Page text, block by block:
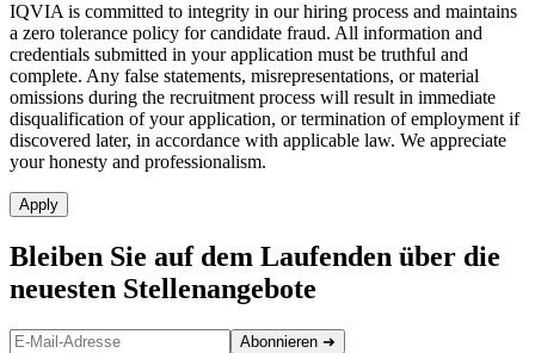
IQVIA is committed to integrity in our hiring process and maintains
a zero tolerance policy for candidate fraud. All information and
credentials submitted in your application must be truthful and
complete. Any false statements, misrepresentations, or material
omissions during the recruitment process will result in immediate
disqualification of your application, or termination of employment if
discovered later, in accordance with applicable law. We appreciate
your honesty and professionalism.
Apply
Bleiben Sie auf dem Laufenden über die
neuesten Stellenangebote
Abonnieren ➜